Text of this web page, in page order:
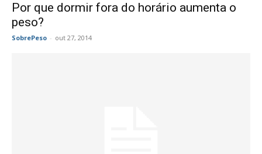
Por que dormir fora do horário aumenta o
peso?
SobrePeso - out 27, 2014